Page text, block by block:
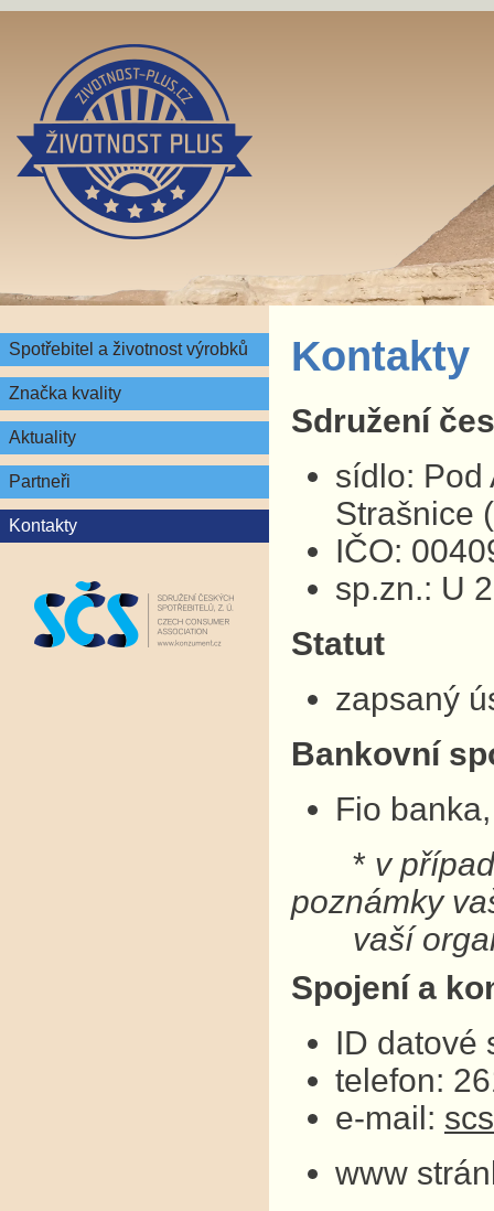
Spotřebitel a životnost výrobků
Značka kvality
Aktuality
Partneři
Kontakty
Kontakty
Sdružení
sídlo: Pod
Strašnice
IČO:
sp.zn.: U
Statut
zapsaný
Bankovní
Fio
* v
poznámky
vaší
Spojení a
ID datové
telefon:
e-mail:
www